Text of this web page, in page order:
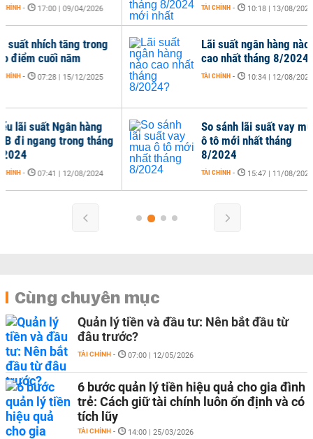
TÀI CHÍNH 10:18 | 13/08/2024
Lãi suất ngân hàng nào
cao nhất tháng 8/2024?
TÀI CHÍNH 10:34 | 12/08/2024
TÀI
8/
So sánh lãi suất vay mua
ô tô mới nhất tháng
TÀI CHÍNH 15:47 | 11/08/2024
Cùng chuyên mục
Quản lý tiền và đầu tư: Nên bắt đầu từ
đâu trước?
TÀI CHÍNH - 07:00 | 12/05/2026
6 bước quản lý tiền hiệu quả cho gia đình
trẻ: Cách giữ tài chính luôn ổn định và có
tích lũy
TÀI CHÍNH - 14:00 | 25/03/2026